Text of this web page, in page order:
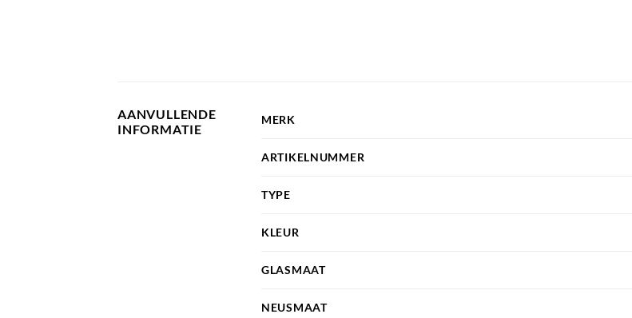
AANVULLENDE
INFORMATIE
MERK
ARTIKELNUMMER
TYPE
KLEUR
GLASMAAT
NEUSMAAT